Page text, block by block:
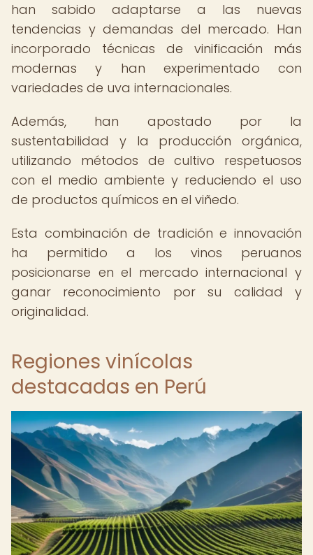
han sabido adaptarse a las nuevas
tendencias y demandas del mercado. Han
incorporado técnicas de vinificación más
modernas y han experimentado con
variedades de uva internacionales.
Además, han apostado por la
sustentabilidad y la producción orgánica,
utilizando métodos de cultivo respetuosos
con el medio ambiente y reduciendo el uso
de productos químicos en el viñedo.
Esta combinación de tradición e innovación
ha permitido a los vinos peruanos
posicionarse en el mercado internacional y
ganar reconocimiento por su calidad y
originalidad.
Regiones vinícolas
destacadas en Perú